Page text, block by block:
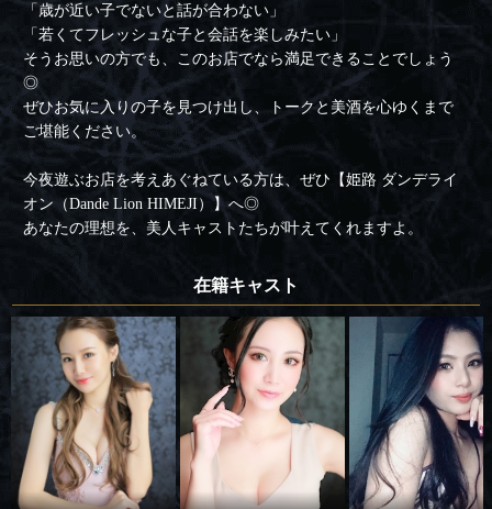
「歳が近い子でないと話が合わない」
「若くてフレッシュな子と会話を楽しみたい」
そうお思いの方でも、このお店でなら満足できることでしょう
◎
ぜひお気に入りの子を見つけ出し、トークと美酒を心ゆくまで
ご堪能ください。
今夜遊ぶお店を考えあぐねている方は、ぜひ【姫路 ダンデライ
オン（Dande Lion HIMEJI）】へ◎
あなたの理想を、美人キャストたちが叶えてくれますよ。
在籍キャスト